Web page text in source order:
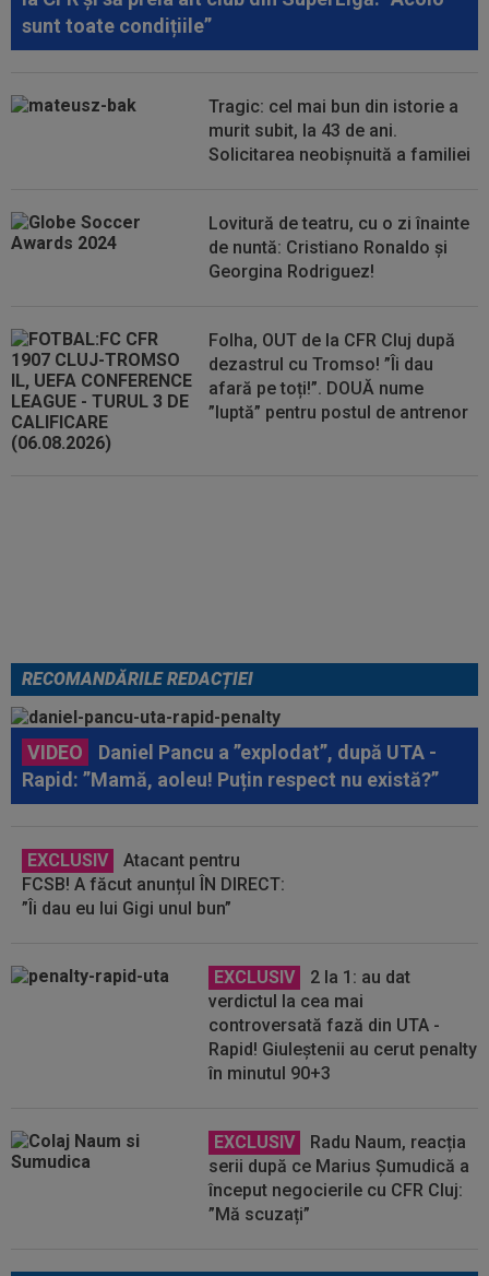
2 la 1: au dat verdictul la cea mai
00:27 EXCLUSIV
Radu Naum, reacția serii după ce
Marius Șumudică a început negocierile cu CFR...
sunt toate condițiile”
Tragic: cel mai bun din istorie a
murit subit, la 43 de ani.
Solicitarea neobișnuită a familiei
Lovitură de teatru, cu o zi înainte
de nuntă: Cristiano Ronaldo și
Georgina Rodriguez!
Folha, OUT de la CFR Cluj după
dezastrul cu Tromso! ”Îi dau
afară pe toți!”. DOUĂ nume
”luptă” pentru postul de antrenor
RECOMANDĂRILE REDACȚIEI
VIDEO
Daniel Pancu a ”explodat”, după UTA -
Rapid: ”Mamă, aoleu! Puțin respect nu există?”
EXCLUSIV
Atacant pentru
FCSB! A făcut anunțul ÎN DIRECT:
”Îi dau eu lui Gigi unul bun”
EXCLUSIV
2 la 1: au dat
verdictul la cea mai
controversată fază din UTA -
Rapid! Giuleștenii au cerut penalty
în minutul 90+3
EXCLUSIV
Radu Naum, reacția
serii după ce Marius Șumudică a
început negocierile cu CFR Cluj:
”Mă scuzați”